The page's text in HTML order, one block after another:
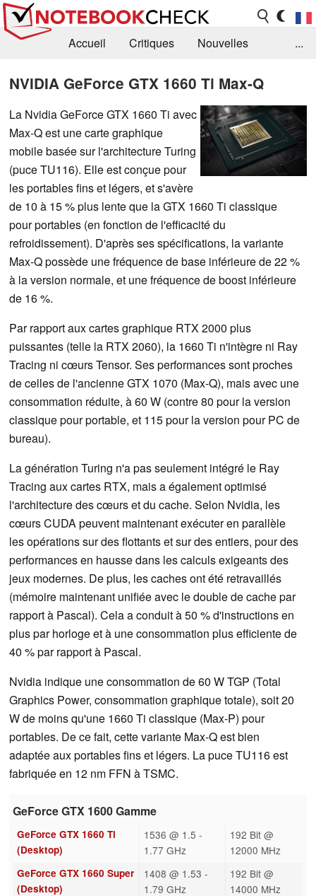
Accueil Critiques
Nouvelles
...
NVIDIA GeForce GTX 1660 Ti Max-Q
La Nvidia GeForce GTX 1660 Ti avec
Max-Q est une carte graphique
mobile basée sur l'architecture Turing
(puce TU116). Elle est conçue pour
les portables fins et légers, et s'avère
de 10 à 15 % plus lente que la GTX 1660 Ti classique
pour portables (en fonction de l'efficacité du
refroidissement). D'après ses spécifications, la variante
Max-Q possède une fréquence de base inférieure de 22 %
à la version normale, et une fréquence de boost inférieure
de 16 %.
Par rapport aux cartes graphique RTX 2000 plus
puissantes (telle la RTX 2060), la 1660 Ti n'intègre ni Ray
Tracing ni cœurs Tensor. Ses performances sont proches
de celles de l'ancienne GTX 1070 (Max-Q), mais avec une
consommation réduite, à 60 W (contre 80 pour la version
classique pour portable, et 115 pour la version pour PC de
bureau).
La génération Turing n'a pas seulement intégré le Ray
Tracing aux cartes RTX, mais a également optimisé
l'architecture des cœurs et du cache. Selon Nvidia, les
cœurs CUDA peuvent maintenant exécuter en parallèle
les opérations sur des flottants et sur des entiers, pour des
performances en hausse dans les calculs exigeants des
jeux modernes. De plus, les caches ont été retravaillés
(mémoire maintenant unifiée avec le double de cache par
rapport à Pascal). Cela a conduit à 50 % d'instructions en
plus par horloge et à une consommation plus efficiente de
40 % par rapport à Pascal.
Nvidia indique une consommation de 60 W TGP (Total
Graphics Power, consommation graphique totale), soit 20
W de moins qu'une 1660 Ti classique (Max-P) pour
portables. De ce fait, cette variante Max-Q est bien
adaptée aux portables fins et légers. La puce TU116 est
fabriquée en 12 nm FFN à TSMC.
GeForce GTX 1600 Gamme
GeForce GTX 1660 Ti
(Desktop)
1536 @ 1.5 -
1.77 GHz
192 Bit @
12000 MHz
GeForce GTX 1660 Super
(Desktop)
1408 @ 1.53 -
1.79 GHz
192 Bit @
14000 MHz